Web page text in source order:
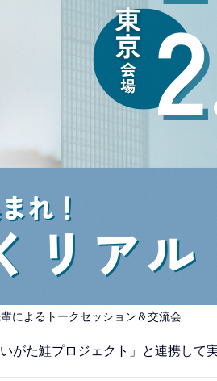
によるトークセッション＆交流会
た鮭プロジェクト」と連携して実